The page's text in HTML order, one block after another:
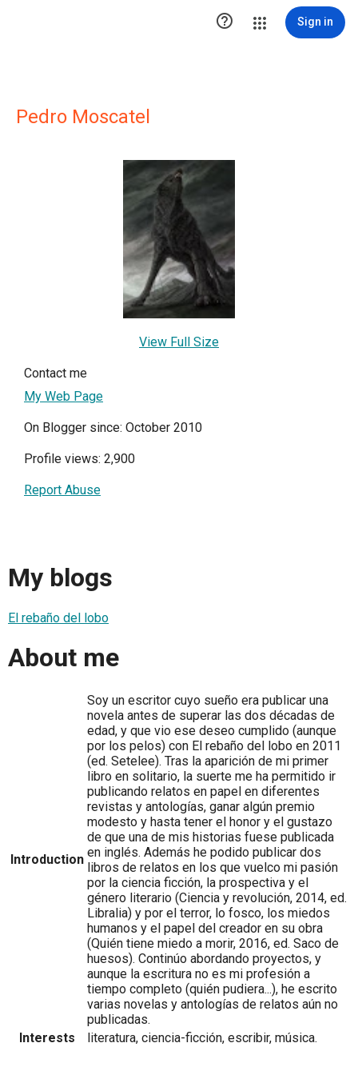
 Sign in
Pedro Moscatel
View Full Size
Contact me
My Web Page
On Blogger since: October 2010
Profile views: 2,900
Report Abuse
My blogs
El rebaño del lobo
About me
Introduction
Soy un escritor cuyo sueño era publicar una
novela antes de superar las dos décadas de
edad, y que vio ese deseo cumplido (aunque
por los pelos) con El rebaño del lobo en 2011
(ed. Setelee). Tras la aparición de mi primer
libro en solitario, la suerte me ha permitido ir
publicando relatos en papel en diferentes
revistas y antologías, ganar algún premio
modesto y hasta tener el honor y el gustazo
de que una de mis historias fuese publicada
en inglés. Además he podido publicar dos
libros de relatos en los que vuelco mi pasión
por la ciencia ficción, la prospectiva y el
género literario (Ciencia y revolución, 2014, ed.
Libralia) y por el terror, lo fosco, los miedos
humanos y el papel del creador en su obra
(Quién tiene miedo a morir, 2016, ed. Saco de
huesos). Continúo abordando proyectos, y
aunque la escritura no es mi profesión a
tiempo completo (quién pudiera...), he escrito
varias novelas y antologías de relatos aún no
publicadas.
Interests
literatura, ciencia-ficción, escribir, música.